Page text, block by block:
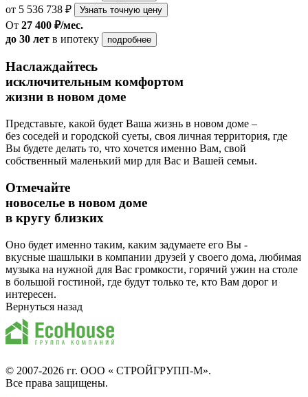
от 5 536 738 ₽ Узнать точную цену
От 27 400 ₽/мес.
до 30 лет в ипотеку подробнее
Наслаждайтесь
исключительным комфортом
жизни в новом доме
Представьте, какой будет Ваша жизнь в новом доме –
без соседей и городской суеты, своя личная территория, где
Вы будете делать то, что хочется именно Вам, свой
собственный маленький мир для Вас и Вашей семьи.
Отмечайте
новоселье в новом доме
в кругу близких
Оно будет именно таким, каким задумаете его Вы -
вкусные шашлыки в компании друзей у своего дома, любимая
музыка на нужной для Вас громкости, горячий ужин на столе
в большой гостиной, где будут только те, кто Вам дорог и
интересен.
Вернуться назад
© 2007-2026 гг. ООО « СТРОЙГРУПП-М».
Все права защищены.